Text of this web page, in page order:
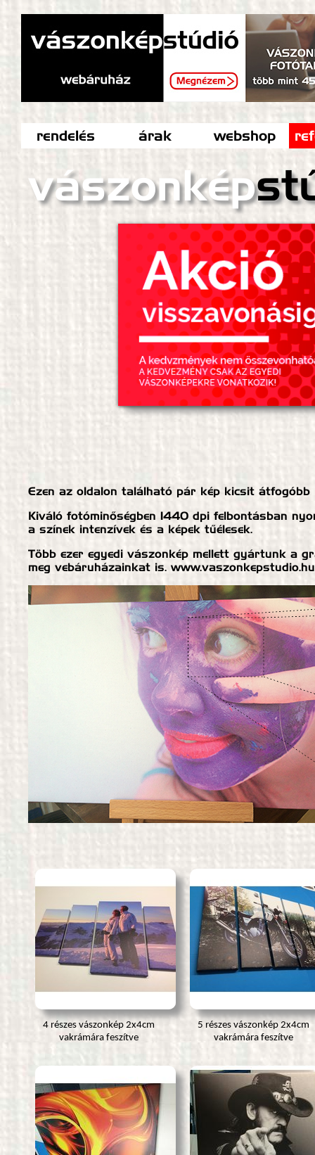
rendelés árak webshop
vászonkép
Ezen az oldalon található pár kép kicsit
Kiváló fotóminőségben 1440 dpi felbontásban
a színek intenzívek és a képek tűélesek.
Több ezer egyedi vászonkép mellett gyártunk a
meg vebáruházainkat is. www.vaszonkepstudio.hu
4 részes vászonkép 2x4cm
vakrámára feszítve
5 részes vászonkép 2x4cm
vakrámára feszítve